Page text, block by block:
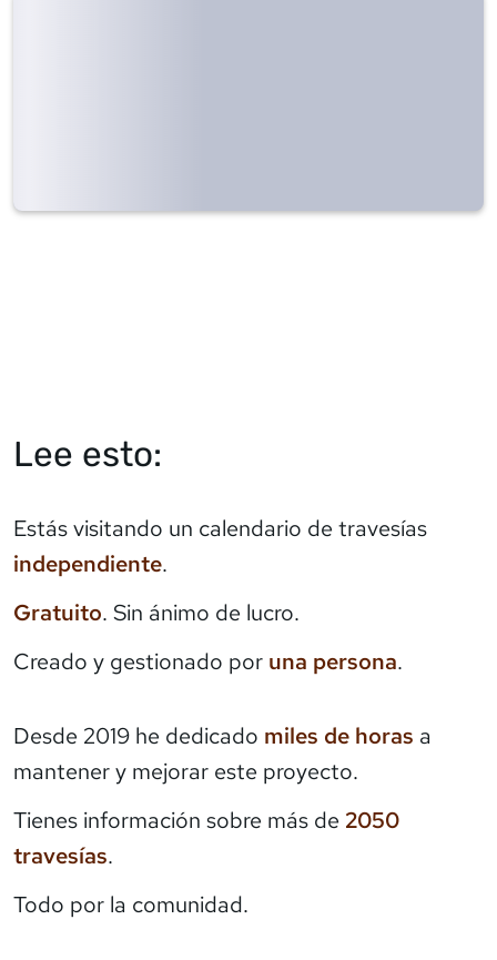
Lee esto:
Estás visitando un calendario de travesías
independiente.
Gratuito. Sin ánimo de lucro.
Creado y gestionado por una persona.
Desde 2019 he dedicado miles de horas a
mantener y mejorar este proyecto.
Tienes información sobre más de 2050
travesías.
Todo por la comunidad.